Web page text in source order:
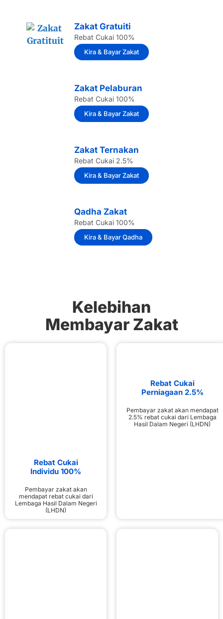
Zakat Gratuiti
Rebat Cukai 100%
Kira & Bayar Zakat
Zakat Pelaburan
Rebat Cukai 100%
Kira & Bayar Zakat
Zakat Ternakan
Rebat Cukai 2.5%
Kira & Bayar Zakat
Qadha Zakat
Rebat Cukai 100%
Kira & Bayar Qadha
Kelebihan
Membayar Zakat
Rebat Cukai
Individu 100%
Pembayar zakat akan
mendapat rebat cukai dari
Lembaga Hasil Dalam Negeri
(LHDN)
Rebat Cukai
Perniagaan 2.5%
Pembayar zakat akan mendapat
2.5% rebat cukai dari Lembaga
Hasil Dalam Negeri (LHDN)